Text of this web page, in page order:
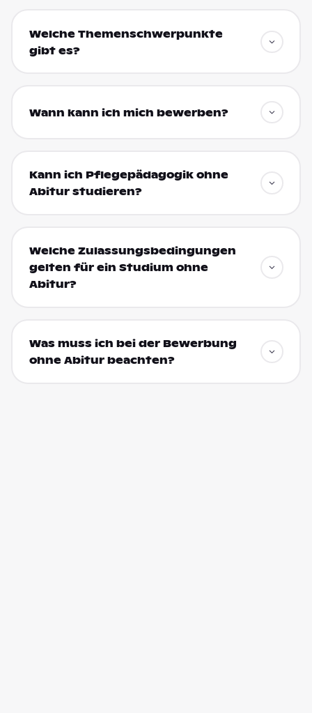
Welche Themenschwerpunkte
gibt es?
Wann kann ich mich bewerben?
Kann ich Pflegepädagogik ohne
Abitur studieren?
Welche Zulassungsbedingungen
gelten für ein Studium ohne
Abitur?
Was muss ich bei der Bewerbung
ohne Abitur beachten?